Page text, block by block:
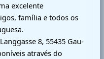
excelente
família e todos os
8, 55435 Gau-
através do